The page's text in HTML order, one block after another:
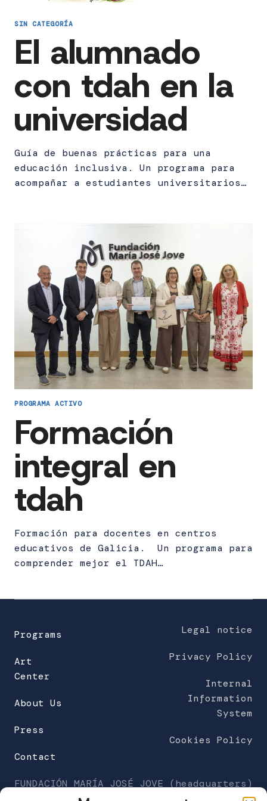
SIN CATEGORÍA
El alumnado
con tdah en la
universidad
Guía de buenas prácticas para una
educación inclusiva. Un programa para
acompañar a estudiantes universitarios…
PROGRAMA ACTIVO
Formación
integral en
tdah
Formación para docentes en centros
educativos de Galicia. Un programa para
comprender mejor el TDAH…
Programs
Art
Center
About Us
Press
Contact
Legal notice
Privacy Policy
Internal
Information
System
Cookies Policy
FUNDACIÓN MARÍA JOSÉ JOVE (headquarters)
C/Galileo Galilei 6